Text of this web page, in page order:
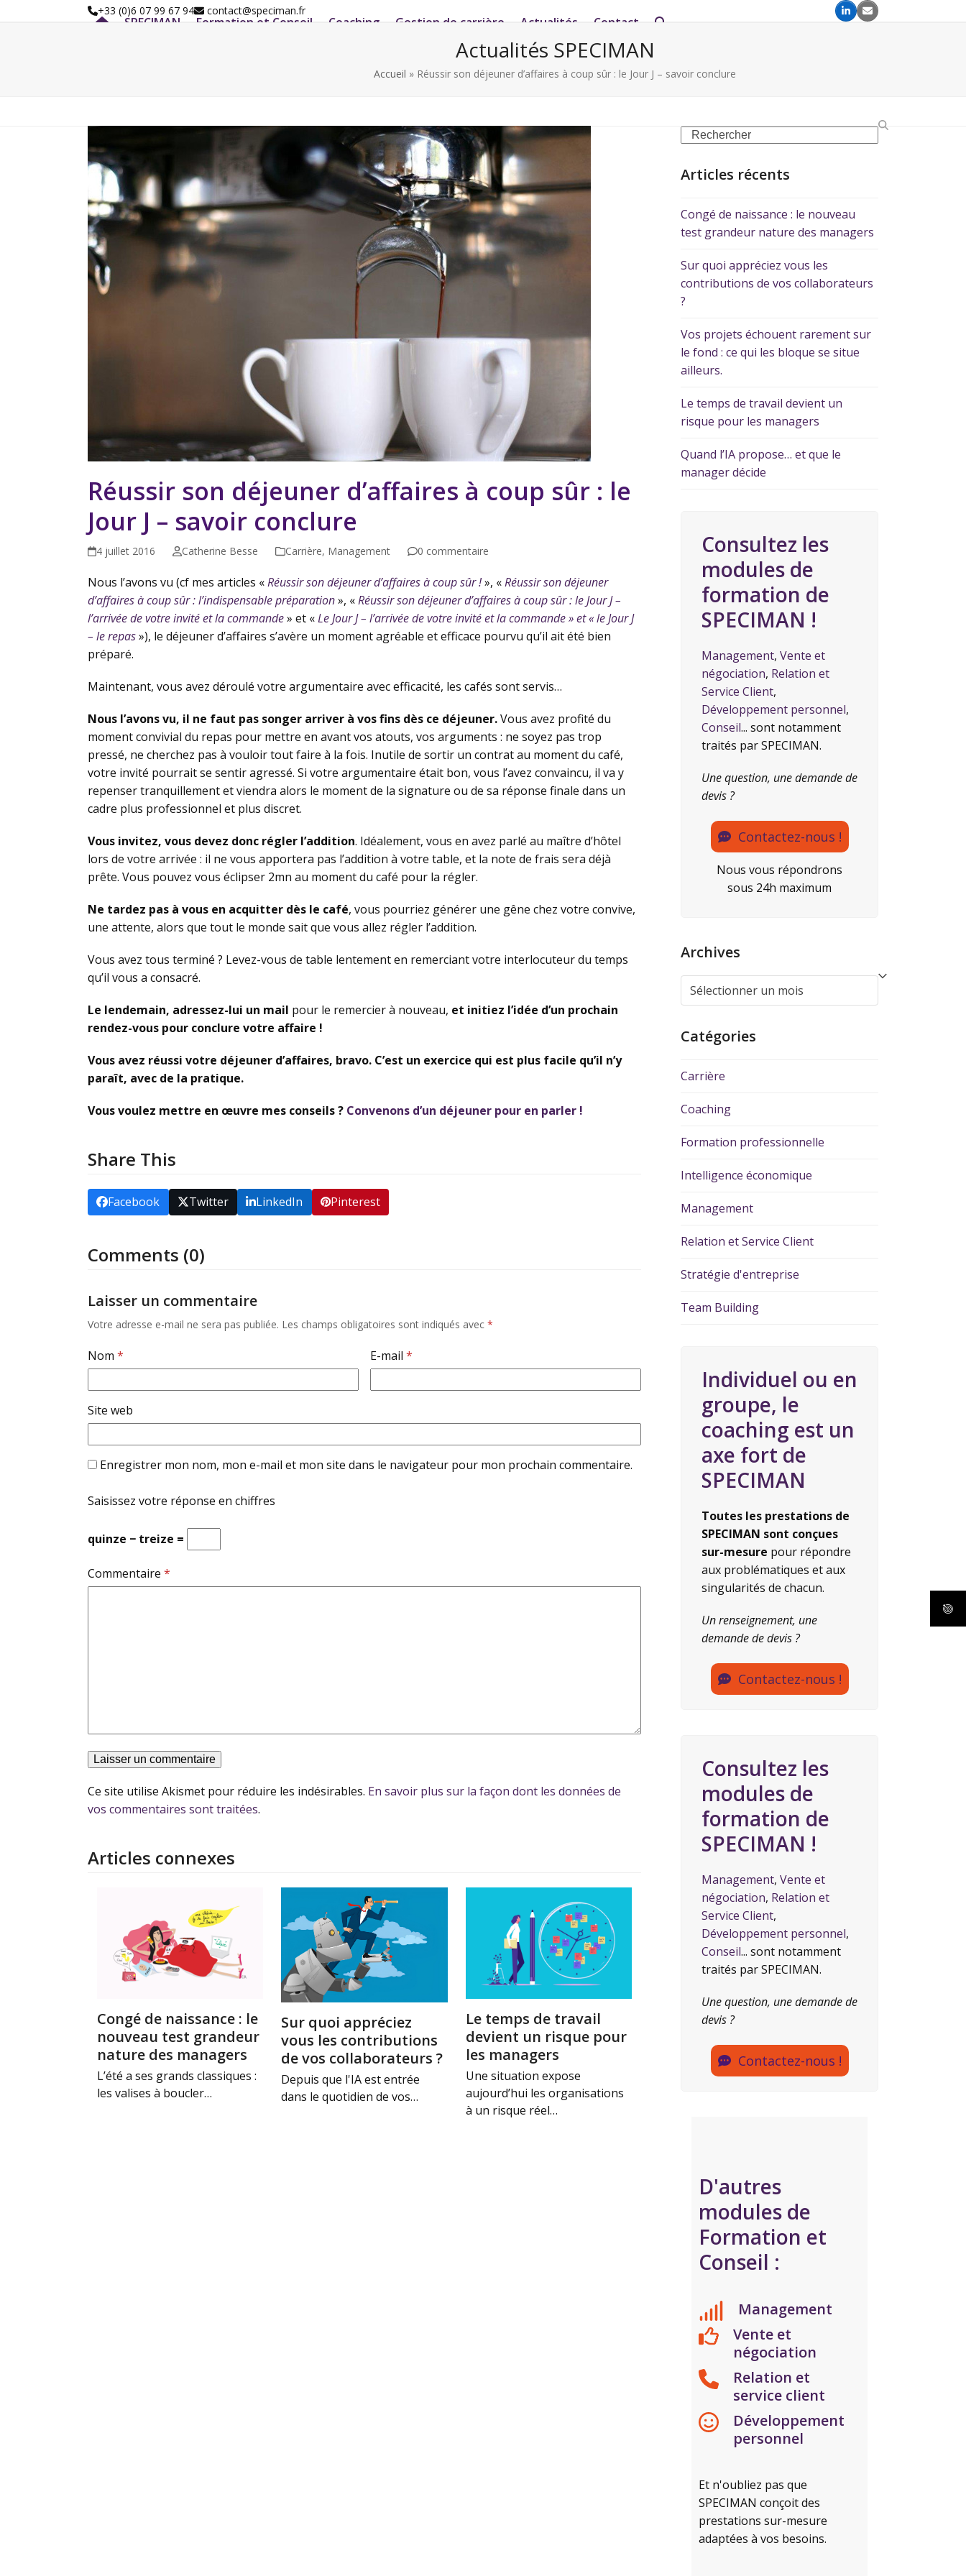
+33 (0)6 07 99 67 94 contact@speciman.fr
SPECIMAN Formation et Conseil Coaching Gestion de carrière Actualités Contact
Actualités SPECIMAN
Accueil » Réussir son déjeuner d’affaires à coup sûr : le Jour J – savoir conclure
Réussir son déjeuner d’affaires à coup sûr : le
Jour J – savoir conclure
4 juillet 2016 Catherine Besse Carrière, Management 0 commentaire
Nous l’avons vu (cf mes articles «Réussir son déjeuner d’affaires à coup sûr !», «Réussir son déjeuner
d’affaires à coup sûr : l’indispensable préparation», «Réussir son déjeuner d’affaires à coup sûr : le Jour J –
l’arrivée de votre invité et la commande» et «Le Jour J – l’arrivée de votre invité et la commande » et « le Jour J
– le repas»), le déjeuner d’affaires s’avère un moment agréable et efficace pourvu qu’il ait été bien
préparé.
Maintenant, vous avez déroulé votre argumentaire avec efficacité, les cafés sont servis…
Nous l’avons vu, il ne faut pas songer arriver à vos fins dès ce déjeuner.Vous avez profité du
moment convivial du repas pour mettre en avant vos atouts, vos arguments : ne soyez pas trop
pressé, ne cherchez pas à vouloir tout faire à la fois. Inutile de sortir un contrat au moment du café,
votre invité pourrait se sentir agressé. Si votre argumentaire était bon, vous l’avez convaincu, il va y
repenser tranquillement et viendra alors le moment de la signature ou de sa réponse finale dans un
cadre plus professionnel et plus discret.
Vous invitez, vous devez donc régler l’addition. Idéalement, vous en avez parlé au maître d’hôtel
lors de votre arrivée : il ne vous apportera pas l’addition à votre table, et la note de frais sera déjà
prête. Vous pouvez vous éclipser 2mn au moment du café pour la régler.
Ne tardez pas à vous en acquitter dès le café, vous pourriez générer une gêne chez votre convive,
une attente, alors que tout le monde sait que vous allez régler l’addition.
Vous avez tous terminé ? Levez-vous de table lentement en remerciant votre interlocuteur du temps
qu’il vous a consacré.
Le lendemain, adressez-lui un mail pour le remercier à nouveau, et initiez l’idée d’un prochain
rendez-vous pour conclure votre affaire !
Vous avez réussi votre déjeuner d’affaires, bravo. C’est un exercice qui est plus facile qu’il n’y
paraît, avec de la pratique.
Vous voulez mettre en œuvre mes conseils ? Convenons d’un déjeuner pour en parler !
Share This
Facebook Twitter LinkedIn Pinterest
Comments (0)
Laisser un commentaire
Votre adresse e-mail ne sera pas publiée. Les champs obligatoires sont indiqués avec *
Nom * E-mail *
Site web
Enregistrer mon nom, mon e-mail et mon site dans le navigateur pour mon prochain commentaire.
Saisissez votre réponse en chiffres
quinze − treize =
Commentaire *
Ce site utilise Akismet pour réduire les indésirables. En savoir plus sur la façon dont les données de
vos commentaires sont traitées.
Articles connexes
Congé de naissance : le
nouveau test grandeur
nature des managers
L’été a ses grands classiques :
les valises à boucler…
Sur quoi appréciez
vous les contributions
de vos collaborateurs ?
Depuis que l'IA est entrée
dans le quotidien de vos…
Le temps de travail
devient un risque pour
les managers
Une situation expose
aujourd’hui les organisations
à un risque réel…
Articles récents
Congé de naissance : le nouveau
test grandeur nature des managers
Sur quoi appréciez vous les
contributions de vos collaborateurs
?
Vos projets échouent rarement sur
le fond : ce qui les bloque se situe
ailleurs.
Le temps de travail devient un
risque pour les managers
Quand l’IA propose… et que le
manager décide
Consultez les
modules de
formation de
SPECIMAN !
Management, Vente et
négociation, Relation et
Service Client,
Développement personnel,
Conseil... sont notamment
traités par SPECIMAN.
Une question, une demande de
devis ?
Contactez-nous !
Nous vous répondrons
sous 24h maximum
Archives
Catégories
Carrière
Coaching
Formation professionnelle
Intelligence économique
Management
Relation et Service Client
Stratégie d'entreprise
Team Building
Individuel ou en
groupe, le
coaching est un
axe fort de
SPECIMAN
Toutes les prestations de
SPECIMAN sont conçues
sur-mesure pour répondre
aux problématiques et aux
singularités de chacun.
Un renseignement, une
demande de devis ?
Contactez-nous !
Consultez les
modules de
formation de
SPECIMAN !
Management, Vente et
négociation, Relation et
Service Client,
Développement personnel,
Conseil... sont notamment
traités par SPECIMAN.
Une question, une demande de
devis ?
Contactez-nous !
D'autres
modules de
Formation et
Conseil :
Management
Vente et
négociation
Relation et
service client
Développement
personnel
Et n'oubliez pas que
SPECIMAN conçoit des
prestations sur-mesure
adaptées à vos besoins.